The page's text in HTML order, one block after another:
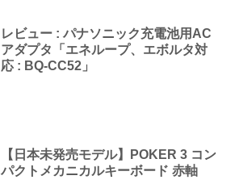
レビュー : パナソニック充電池用AC
アダプタ「エネループ、エボルタ対
応 : BQ-CC52」
【日本未発売モデル】POKER 3 コン
パクトメカニカルキーボード 赤軸